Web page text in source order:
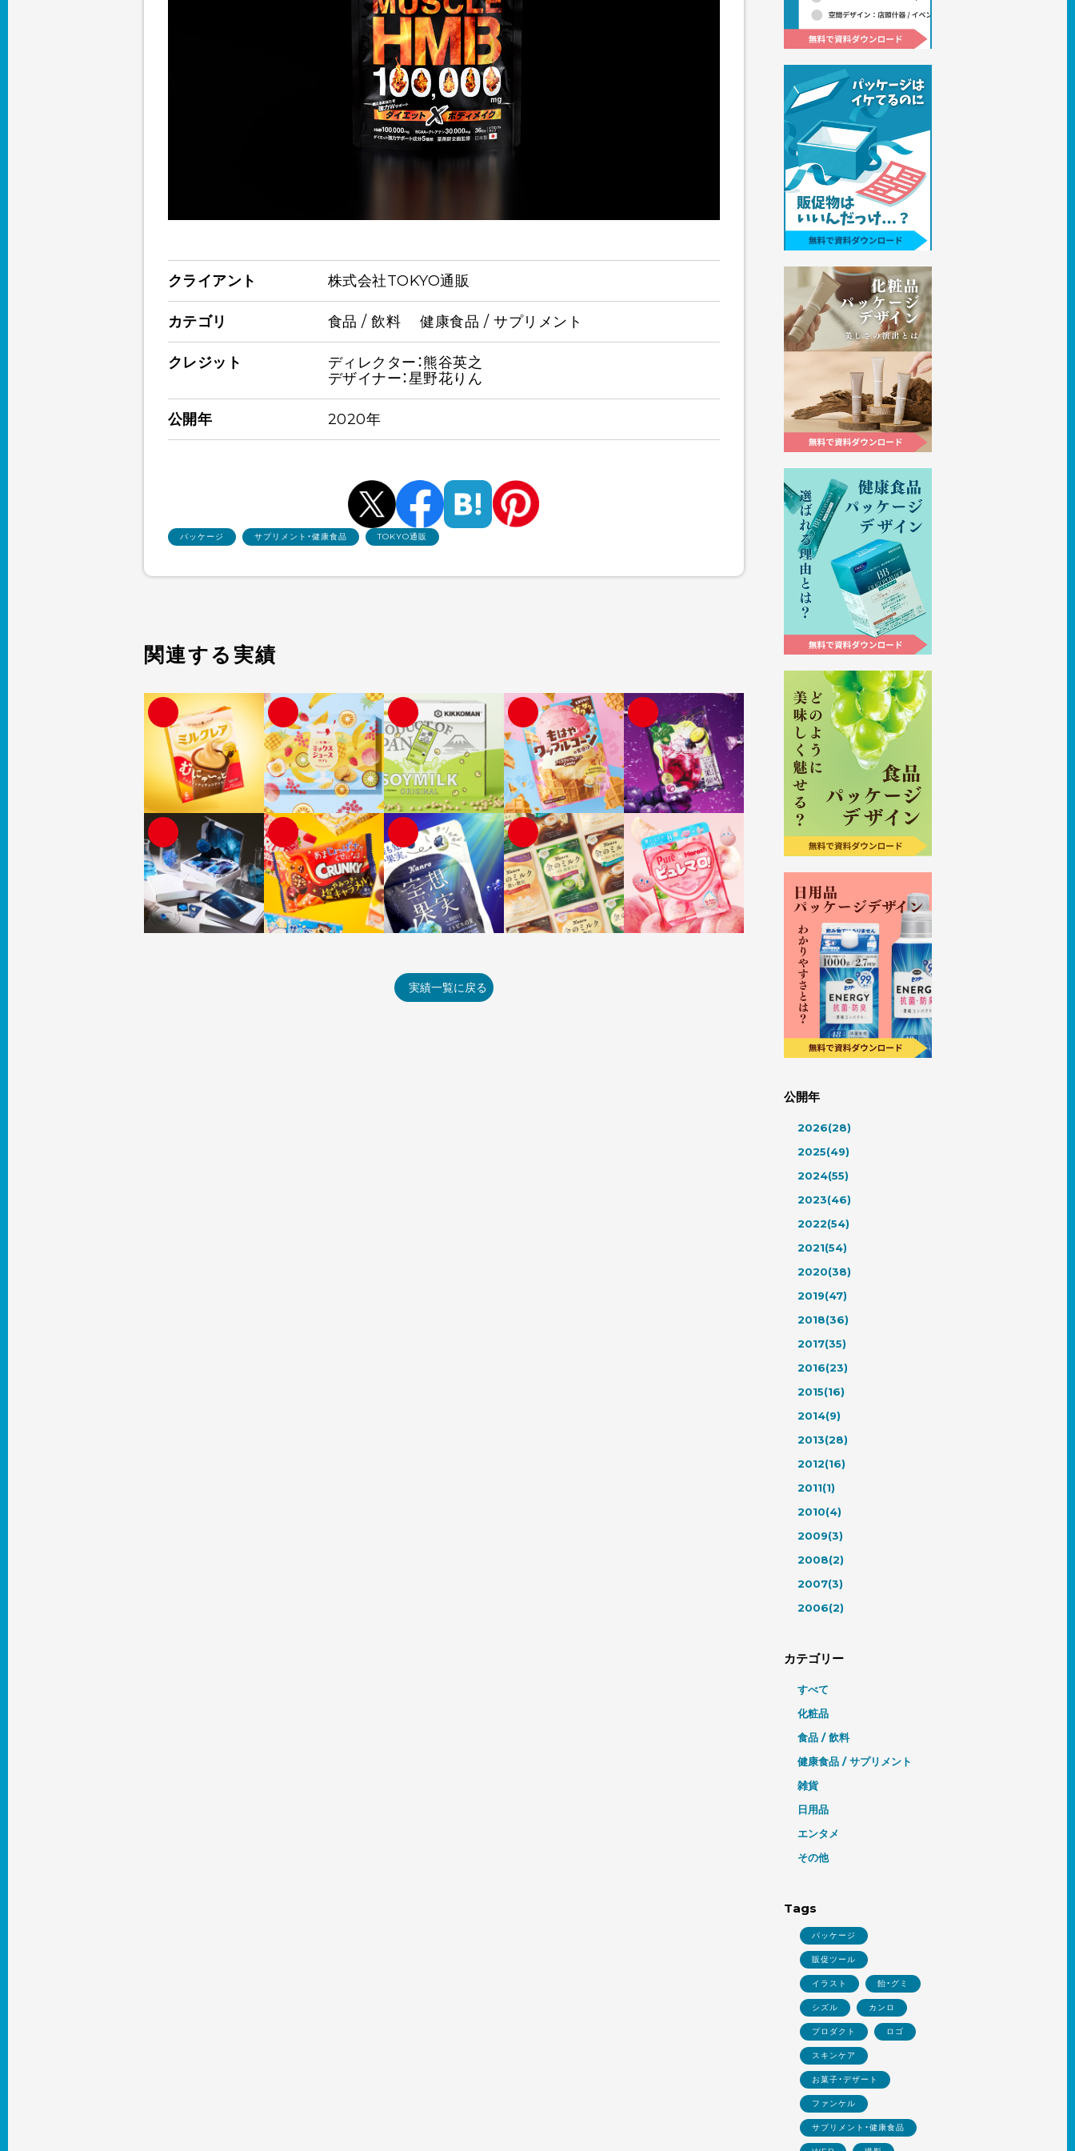
クライアント 株式会社TOKYO通販
カテゴリ 食品 / 飲料 健康食品 / サプリメント
クレジット
ディレクター：熊谷英之
デザイナー：星野花りん
公開年 2020年
パッケージ サプリメント・健康食品 TOKYO通販
関連する実績
実績一覧に戻る
公開年
2026(28)
2025(49)
2024(55)
2023(46)
2022(54)
2021(54)
2020(38)
2019(47)
2018(36)
2017(35)
2016(23)
2015(16)
2014(9)
2013(28)
2012(16)
2011(1)
2010(4)
2009(3)
2008(2)
2007(3)
2006(2)
カテゴリー
すべて
化粧品
食品 / 飲料
健康食品 / サプリメント
雑貨
日用品
エンタメ
その他
Tags
パッケージ
販促ツール
イラスト 飴・グミ
シズル カンロ
プロダクト ロゴ
スキンケア
お菓子・デザート
ファンケル
サプリメント・健康食品